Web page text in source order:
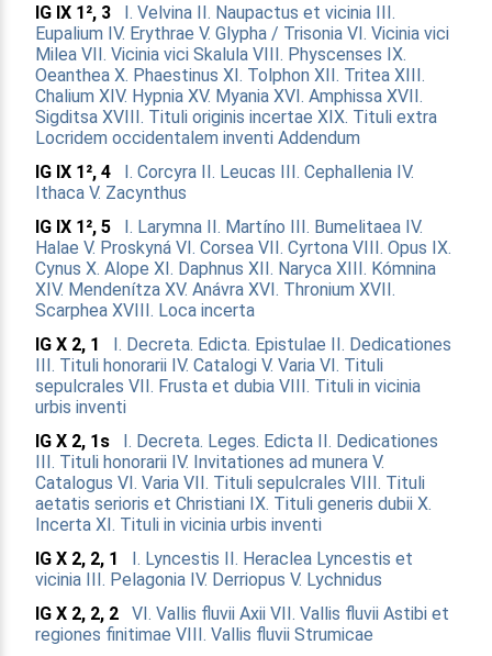
IG IX 1², 3
I. Velvina II. Naupactus et vicinia III.
Eupalium IV. Erythrae V. Glypha / Trisonia VI. Vicinia vici
Milea VII. Vicinia vici Skalula VIII. Physcenses IX.
Oeanthea X. Phaestinus XI. Tolphon XII. Tritea XIII.
Chalium XIV. Hypnia XV. Myania XVI. Amphissa XVII.
Sigditsa XVIII. Tituli originis incertae XIX. Tituli extra
Locridem occidentalem inventi Addendum
IG IX 1², 4
I. Corcyra II. Leucas III. Cephallenia IV.
Ithaca V. Zacynthus
IG IX 1², 5
I. Larymna II. Martíno III. Bumelitaea IV.
Halae V. Proskyná VI. Corsea VII. Cyrtona VIII. Opus IX.
Cynus X. Alope XI. Daphnus XII. Naryca XIII. Kómnina
XIV. Mendenítza XV. Anávra XVI. Thronium XVII.
Scarphea XVIII. Loca incerta
IG X 2, 1
I. Decreta. Edicta. Epistulae II. Dedicationes
III. Tituli honorarii IV. Catalogi V. Varia VI. Tituli
sepulcrales VII. Frusta et dubia VIII. Tituli in vicinia
urbis inventi
IG X 2, 1s
I. Decreta. Leges. Edicta II. Dedicationes
III. Tituli honorarii IV. Invitationes ad munera V.
Catalogus VI. Varia VII. Tituli sepulcrales VIII. Tituli
aetatis serioris et Christiani IX. Tituli generis dubii X.
Incerta XI. Tituli in vicinia urbis inventi
IG X 2, 2, 1
I. Lyncestis II. Heraclea Lyncestis et
vicinia III. Pelagonia IV. Derriopus V. Lychnidus
IG X 2, 2, 2
VI. Vallis fluvii Axii VII. Vallis fluvii Astibi et
regiones finitimae VIII. Vallis fluvii Strumicae